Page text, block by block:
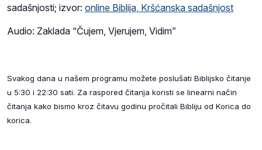
sadašnjosti; izvor: online Biblija, Kršćanska sadašnjost
Audio: Zaklada “Čujem, Vjerujem, Vidim”
Svakog dana u našem programu možete poslušati Biblijsko čitanje
u 5:30 i 22:30 sati. Za raspored čitanja koristi se linearni način
čitanja kako bismo kroz čitavu godinu pročitali Bibliju od Korica do
korica.